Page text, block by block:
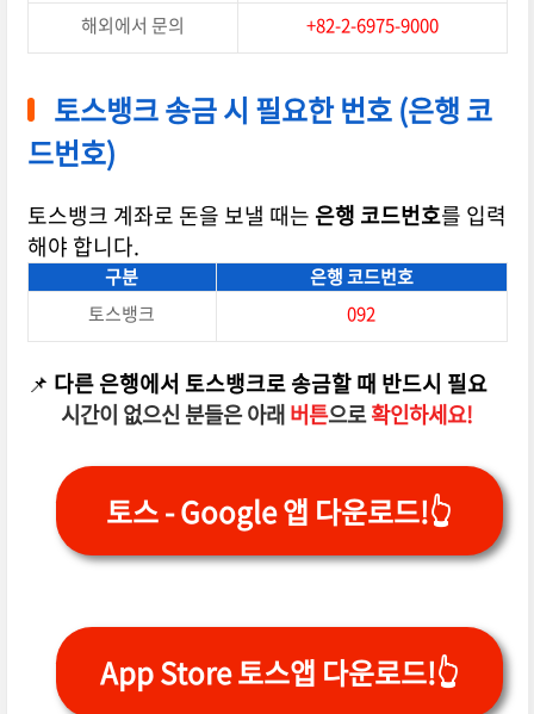
해외에서 문의
+82-2-6975-9000
토스뱅크 송금 시 필요한 번호 (은행 코
드번호)
토스뱅크 계좌로 돈을 보낼 때는 은행 코드번호를 입력
해야 합니다.
구분
은행 코드번호
토스뱅크
092
📌 다른 은행에서 토스뱅크로 송금할 때 반드시 필요
시간이 없으신 분들은 아래버튼으로확인하세요!
토스 - Google 앱 다운로드!👆
App Store 토스앱 다운로드!👆